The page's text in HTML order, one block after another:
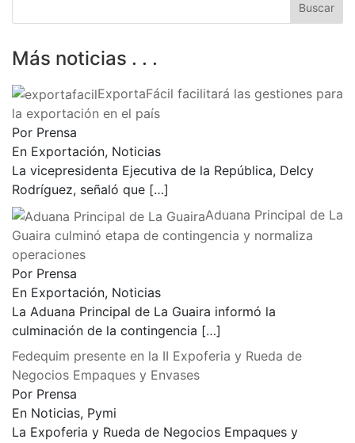
Más noticias . . .
ExportaFácil facilitará las gestiones para
la exportación en el país
Por Prensa
En Exportación, Noticias
La vicepresidenta Ejecutiva de la República, Delcy
Rodríguez, señaló que […]
Aduana Principal de La
Guaira culminó etapa de contingencia y normaliza
operaciones
Por Prensa
En Exportación, Noticias
La Aduana Principal de La Guaira informó la
culminación de la contingencia […]
Fedequim presente en la II Expoferia y Rueda de
Negocios Empaques y Envases
Por Prensa
En Noticias, Pymi
La Expoferia y Rueda de Negocios Empaques y